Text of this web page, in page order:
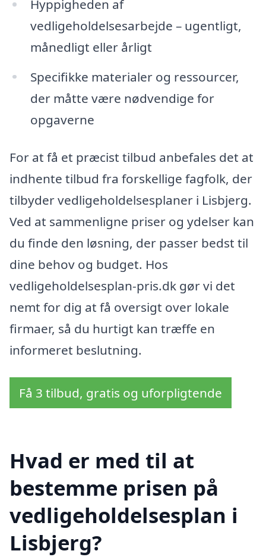
Hyppigheden af
vedligeholdelsesarbejde – ugentligt,
månedligt eller årligt
Specifikke materialer og ressourcer,
der måtte være nødvendige for
opgaverne
For at få et præcist tilbud anbefales det at
indhente tilbud fra forskellige fagfolk, der
tilbyder vedligeholdelsesplaner i Lisbjerg.
Ved at sammenligne priser og ydelser kan
du finde den løsning, der passer bedst til
dine behov og budget. Hos
vedligeholdelsesplan-pris.dk gør vi det
nemt for dig at få oversigt over lokale
firmaer, så du hurtigt kan træffe en
informeret beslutning.
Få 3 tilbud, gratis og uforpligtende
Hvad er med til at
bestemme prisen på
vedligeholdelsesplan i
Lisbjerg?